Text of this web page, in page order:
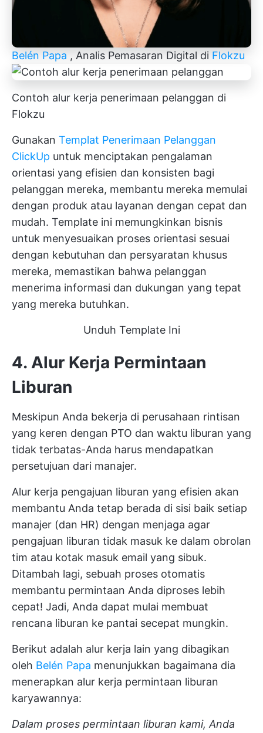
Belén Papa , Analis Pemasaran Digital di Flokzu
Contoh alur kerja penerimaan pelanggan di
Flokzu
Gunakan Templat Penerimaan Pelanggan
ClickUp untuk menciptakan pengalaman
orientasi yang efisien dan konsisten bagi
pelanggan mereka, membantu mereka memulai
dengan produk atau layanan dengan cepat dan
mudah. Template ini memungkinkan bisnis
untuk menyesuaikan proses orientasi sesuai
dengan kebutuhan dan persyaratan khusus
mereka, memastikan bahwa pelanggan
menerima informasi dan dukungan yang tepat
yang mereka butuhkan.
Unduh Template Ini
4. Alur Kerja Permintaan
Liburan
Meskipun Anda bekerja di perusahaan rintisan
yang keren dengan PTO dan waktu liburan yang
tidak terbatas-Anda harus mendapatkan
persetujuan dari manajer.
Alur kerja pengajuan liburan yang efisien akan
membantu Anda tetap berada di sisi baik setiap
manajer (dan HR) dengan menjaga agar
pengajuan liburan tidak masuk ke dalam obrolan
tim atau kotak masuk email yang sibuk.
Ditambah lagi, sebuah proses otomatis
membantu permintaan Anda diproses lebih
cepat! Jadi, Anda dapat mulai membuat
rencana liburan ke pantai secepat mungkin.
Berikut adalah alur kerja lain yang dibagikan
oleh Belén Papa menunjukkan bagaimana dia
menerapkan alur kerja permintaan liburan
karyawannya:
Dalam proses permintaan liburan kami, Anda